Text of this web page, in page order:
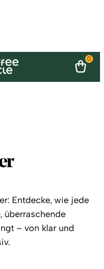
0
Entdecke, wie jede
überraschende
– von klar und